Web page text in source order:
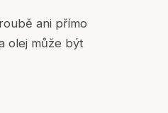
ani přímo
olej může být